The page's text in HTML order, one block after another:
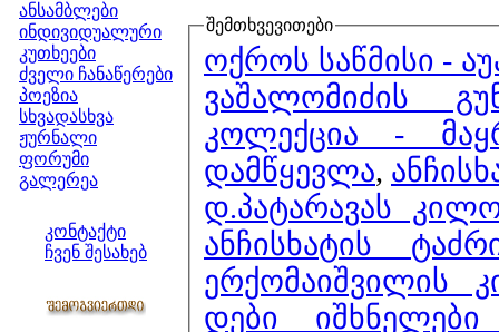
ანსამბლები
ინდივიდუალური
კუთხეები
ძველი ჩანაწერები
პოეზია
სხვადასხვა
ჟურნალი
ფორუმი
გალერეა
კონტაქტი
ჩვენ შესახებ
შემთხვევითები
ოქროს საწმისი -
ვაშალომიძის
კოლექცია -
დამწყევლა,
დ.პატარავას
ანჩისხატის
ერქომაიშვილის
დები